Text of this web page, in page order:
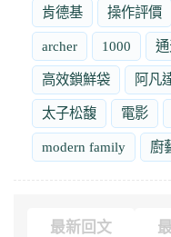
肯德基 操作評價
archer 1000
高效鎖鮮袋 阿凡
太子松馥 電影
modern family 廚
最新回文